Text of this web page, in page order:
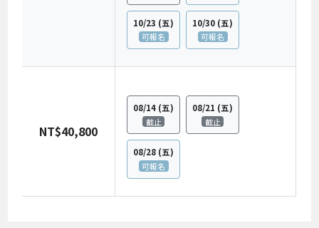
10/23 (五)
可報名
10/30 (五)
可報名
NT$40,800
08/14 (五)
截止
08/21 (五)
截止
08/28 (五)
可報名